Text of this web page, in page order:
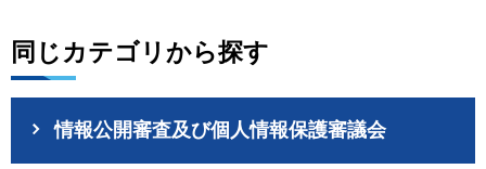
同じカテゴリから探す
情報公開審査及び個人情報保護審議会